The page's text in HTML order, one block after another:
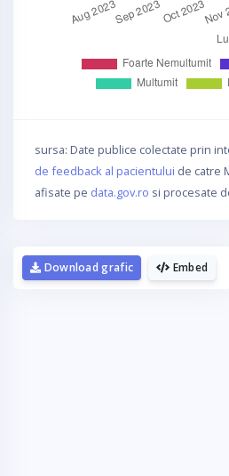
sursa: Date publice colectate prin
de feedback al pacientului de catre
afisate pe data.gov.ro si procesate
Embed
Download grafic